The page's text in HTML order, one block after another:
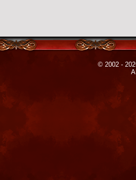
© 2002 -